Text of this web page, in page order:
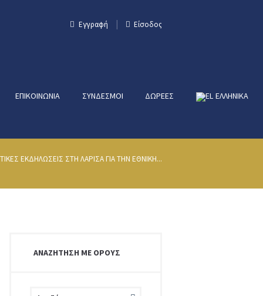
Εγγραφή Είσοδος
ΕΠΙΚΟΙΝΩΝΊΑ ΣΎΝΔΕΣΜΟΙ ΔΩΡΕΈΣ ΕΛΛΗΝΙΚΑ
ΕΚΔΗΛΩΣΕΙΣ ΣΤΗ ΛΑΡΙΣΑ ΓΙΑ ΤΗΝ ΕΘΝΙΚΗ...
ΑΝΑΖΉΤΗΣΗ ΜΕ ΌΡΟΥΣ